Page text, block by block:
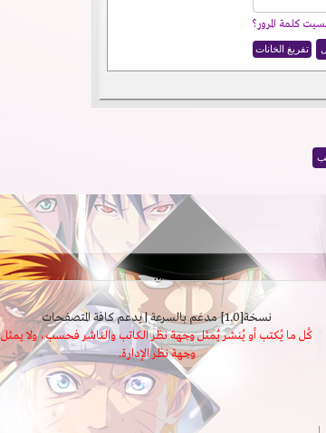
كلمة المرور؟
نسخة[1.0] مدعَم بالسرعة | يدعم كافة المتصفحات
كُل ما يُكتب أو يُنشر يُمثل وجهة نظر الكاتب والناشر فحسب، ولا يمثل
وجهة نظر الإدارة.